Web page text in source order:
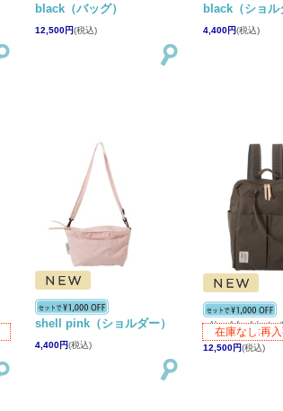
black（バッグ）
12,500円(税込)
black（ショル
4,400円(税込)
shell pink（ショルダー）
4,400円(税込)
olivekhaki（
12,500円(税込)
在庫なし:再